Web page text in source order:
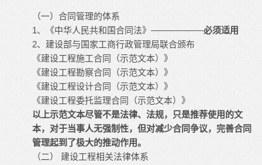
（一）合同管理的体系
1、《中华人民共和国合同法》——————必须适用
2、建设部与国家工商行政管理局联合颁布
《建设工程施工合同（示范文本）》
《建设工程勘察合同（示范文本）》
《建设工程设计合同（示范文本）》
《建设工程委托监理合同（示范文本）》
以上示范文本尽管不是法律、法规，只是推荐使用的文
本，对于当事人无强制性，但对减少合同争议，完善合同
管理起到了极大的推动作用。
（二） 建设工程相关法律体系